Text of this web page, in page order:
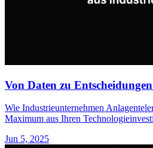
Von Daten zu
Wie Industrieunternehmen
Maximum aus Ihren
Jun 5, 2025